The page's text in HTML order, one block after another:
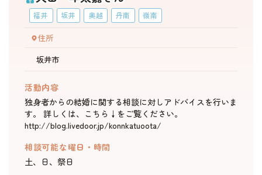
福井 坂井 奥越 丹南 嶺南
住所
坂井市
活動内容
独身者からの結婚に関する相談に対しアドバイスを行いま
す。 詳しくは、こちら↓をご覧ください。
http://blog.livedoor.jp/konnkatuoota/
相談可能な曜日・時間
土、日、祭日